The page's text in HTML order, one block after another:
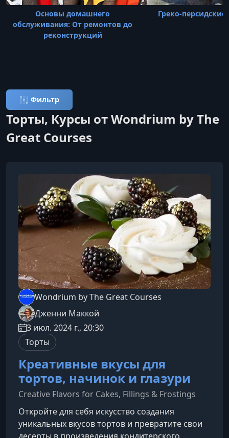
Основы домашнего
обслуживания: От ремонтов до
реконструкций
Греко-
Фильтр
Торты, Курсы от Wondrium by The
Great Courses
Wondrium by The Great Courses
Дженни Маккой
3 июл. 2024 г., 20:30
Торты
Креативные вкусы для
тортов, начинок и глазури
Creative Flavors for Cakes, Fillings & Frostings
Откройте для себя искусство создания
уникальных вкусов тортов и превратите свои
десерты в произведения кондитерского